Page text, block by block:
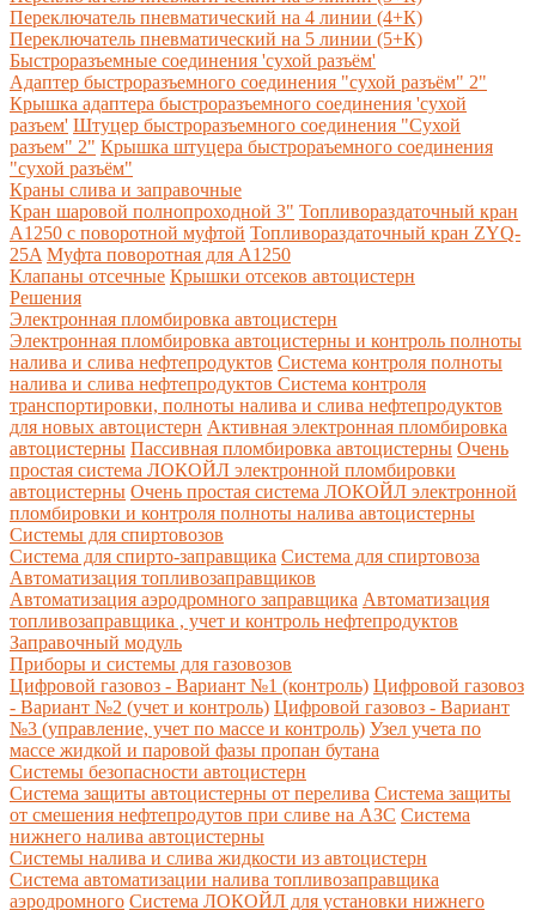
Переключатель пневматический на 4 линии (4+К)
Переключатель пневматический на 5 линии (5+К)
Быстроразъемные соединения 'сухой разъём'
Адаптер быстроразъемного соединения "сухой разъём" 2"
Крышка адаптера быстроразъемного соединения 'сухой
разъем' Штуцер быстроразъемного соединения "Сухой
разъем" 2" Крышка штуцера быстрораъемного соединения
"сухой разъём"
Краны слива и заправочные
Кран шаровой полнопроходной 3" Топливораздаточный кран
A1250 с поворотной муфтой Топливораздаточный кран ZYQ-
25A Муфта поворотная для А1250
Клапаны отсечные Крышки отсеков автоцистерн
Решения
Электронная пломбировка автоцистерн
Электронная пломбировка автоцистерны и контроль полноты
налива и слива нефтепродуктов Система контроля полноты
налива и слива нефтепродуктов Система контроля
транспортировки, полноты налива и слива нефтепродуктов
для новых автоцистерн Активная электронная пломбировка
автоцистерны Пассивная пломбировка автоцистерны Очень
простая система ЛОКОЙЛ электронной пломбировки
автоцистерны Очень простая система ЛОКОЙЛ электронной
пломбировки и контроля полноты налива автоцистерны
Системы для спиртовозов
Система для спирто-заправщика Система для спиртовоза
Автоматизация топливозаправщиков
Автоматизация аэродромного заправщика Автоматизация
топливозаправщика , учет и контроль нефтепродуктов
Заправочный модуль
Приборы и системы для газовозов
Цифровой газовоз - Вариант №1 (контроль) Цифровой газовоз
- Вариант №2 (учет и контроль) Цифровой газовоз - Вариант
№3 (управление, учет по массе и контроль) Узел учета по
массе жидкой и паровой фазы пропан бутана
Системы безопасности автоцистерн
Система защиты автоцистерны от перелива Система защиты
от смешения нефтепродутов при сливе на АЗС Система
нижнего налива автоцистерны
Системы налива и слива жидкости из автоцистерн
Система автоматизации налива топливозаправщика
аэродромного Система ЛОКОЙЛ для установки нижнего